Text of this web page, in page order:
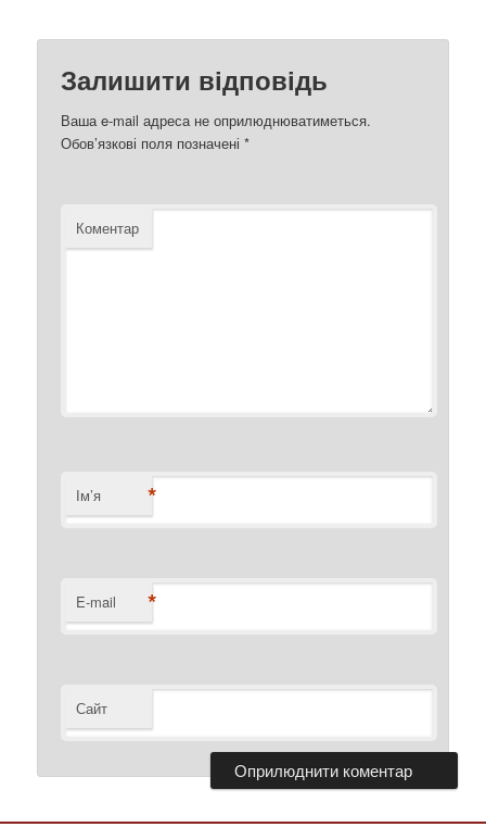
Залишити відповідь
Ваша e-mail адреса не оприлюднюватиметься.
Обов’язкові поля позначені*
Коментар
Ім’я *
E-mail *
Сайт